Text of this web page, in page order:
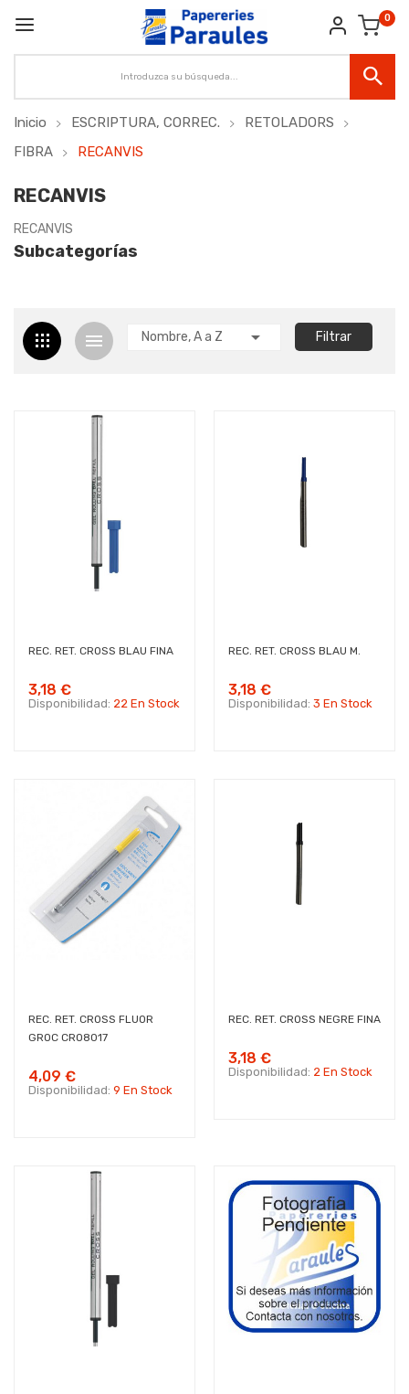
0
Inicio ESCRIPTURA, CORREC.
RETOLADORS
FIBRA
RECANVIS
RECANVIS
RECANVIS
Subcategorías
Nombre, A a Z  Filtrar
REC. RET. CROSS BLAU FINA
3,18 €
Disponibilidad: 22 En Stock
REC. RET. CROSS BLAU M.
3,18 €
Disponibilidad: 3 En Stock
REC. RET. CROSS FLUOR
GROC CRO8017
4,09 €
Disponibilidad: 9 En Stock
REC. RET. CROSS NEGRE FINA
3,18 €
Disponibilidad: 2 En Stock